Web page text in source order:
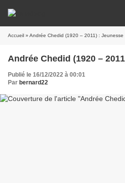
Accueil » Andrée Chedid (1920 – 2011) : Jeunesse
Andrée Chedid (1920 –
Publié le 16/12/2022 à 00:01
Par bernard22